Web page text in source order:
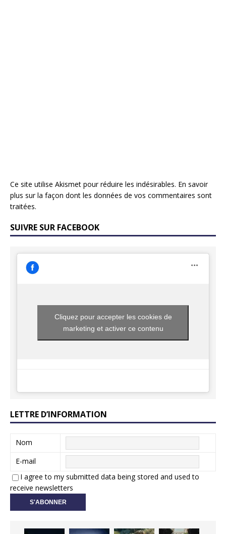
Ce site utilise Akismet pour réduire les indésirables. En savoir
plus sur la façon dont les données de vos commentaires sont
traitées.
SUIVRE SUR FACEBOOK
Cliquez pour accepter les cookies de
marketing et activer ce contenu
LETTRE D’INFORMATION
Nom
E-mail
I agree to my submitted data being stored and used to
receive newsletters